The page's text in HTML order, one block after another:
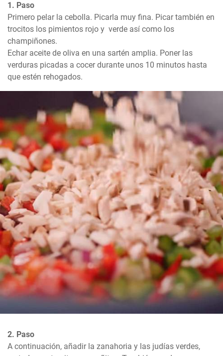
1. Paso
Primero pelar la cebolla. Picarla muy fina. Picar también en
trocitos los pimientos rojo y  verde así como los
champiñones.
Echar aceite de oliva en una sartén amplia. Poner las
verduras picadas a cocer durante unos 10 minutos hasta
que estén rehogados.
2. Paso
A continuación, añadir la zanahoria y las judías verdes,